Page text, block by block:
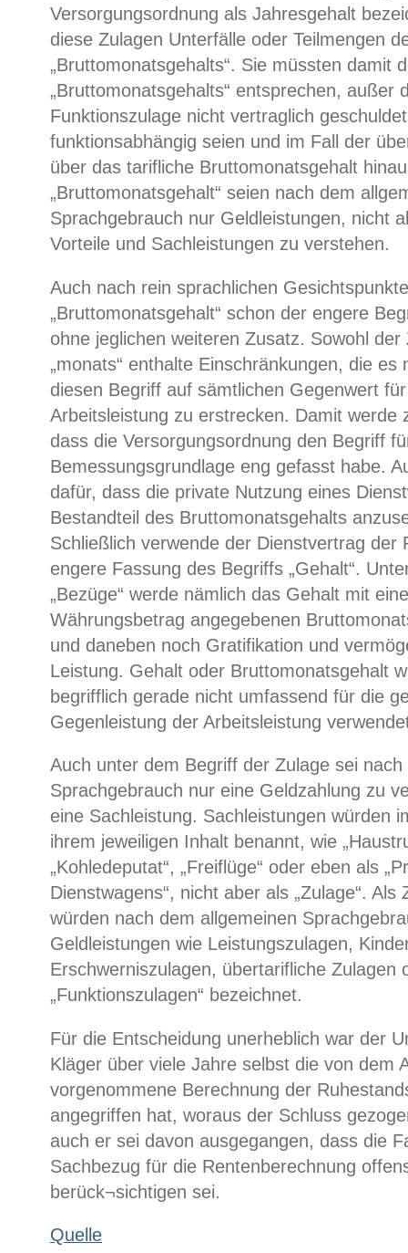
Versorgungsordnung als Jahresgehalt
diese Zulagen Unterfälle oder Teilmengen
„Bruttomonatsgehalts“. Sie müssten damit
„Bruttomonatsgehalts“ entsprechen, außer
Funktionszulage nicht vertraglich
funktionsabhängig seien und im Fall der
über das tarifliche Bruttomonatsgehalt
„Bruttomonatsgehalt“ seien nach dem
Sprachgebrauch nur Geldleistungen, nicht
Vorteile und Sachleistungen zu verstehen.
Auch nach rein sprachlichen
„Bruttomonatsgehalt“ schon der engere
ohne jeglichen weiteren Zusatz. Sowohl der
„monats“ enthalte Einschränkungen, die es
diesen Begriff auf sämtlichen Gegenwert
Arbeitsleistung zu erstrecken. Damit werde
dass die Versorgungsordnung den Begriff
Bemessungsgrundlage eng gefasst habe.
dafür, dass die private Nutzung eines
Bestandteil des Bruttomonatsgehalts
Schließlich verwende der Dienstvertrag der
engere Fassung des Begriffs „Gehalt“.
„Bezüge“ werde nämlich das Gehalt mit
Währungsbetrag angegebenen
und daneben noch Gratifikation und
Leistung. Gehalt oder Bruttomonatsgehalt
begrifflich gerade nicht umfassend für die
Gegenleistung der Arbeitsleistung
Auch unter dem Begriff der Zulage sei nach
Sprachgebrauch nur eine Geldzahlung zu
eine Sachleistung. Sachleistungen würden
ihrem jeweiligen Inhalt benannt, wie
„Kohledeputat“, „Freiflüge“ oder eben als
Dienstwagens“, nicht aber als „Zulage“. Als
würden nach dem allgemeinen
Geldleistungen wie Leistungszulagen,
Erschwerniszulagen, übertarifliche Zulagen
„Funktionszulagen“ bezeichnet.
Für die Entscheidung unerheblich war der
Kläger über viele Jahre selbst die von dem
vorgenommene Berechnung der
angegriffen hat, woraus der Schluss
auch er sei davon ausgegangen, dass die
Sachbezug für die Rentenberechnung
berück¬sichtigen sei.
Quelle